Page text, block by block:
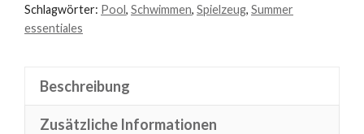
Schlagwörter: Pool, Schwimmen, Spielzeug, Summer
essentiales
Beschreibung
Zusätzliche Informationen